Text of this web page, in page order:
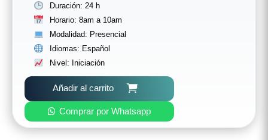
Duración: 24 h
Horario: 8am a 10am
Modalidad: Presencial
Idiomas: Español
Nivel: Iniciación
Añadir al carrito
Comprar por Whatsapp